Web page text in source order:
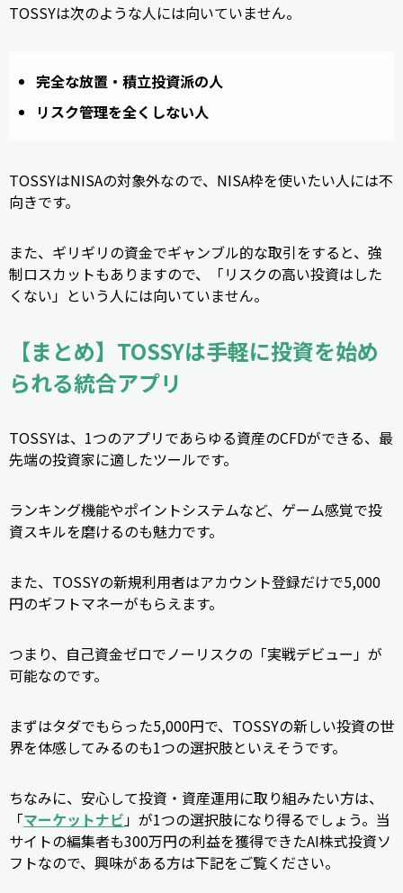
TOSSYは次のような人には向いていません。
完全な放置・積立投資派の人
リスク管理を全くしない人
TOSSYはNISAの対象外なので、NISA枠を使いたい人には不
向きです。
また、ギリギリの資金でギャンブル的な取引をすると、強
制ロスカットもありますので、「リスクの高い投資はした
くない」という人には向いていません。
【まとめ】TOSSYは手軽に投資を始め
られる統合アプリ
TOSSYは、1つのアプリであらゆる資産のCFDができる、最
先端の投資家に適したツールです。
ランキング機能やポイントシステムなど、ゲーム感覚で投
資スキルを磨けるのも魅力です。
また、TOSSYの新規利用者はアカウント登録だけで5,000
円のギフトマネーがもらえます。
つまり、自己資金ゼロでノーリスクの「実戦デビュー」が
可能なのです。
まずはタダでもらった5,000円で、TOSSYの新しい投資の世
界を体感してみるのも1つの選択肢といえそうです。
ちなみに、安心して投資・資産運用に取り組みたい方は、
「マーケットナビ」が1つの選択肢になり得るでしょう。当
サイトの編集者も300万円の利益を獲得できたAI株式投資ソ
フトなので、興味がある方は下記をご覧ください。